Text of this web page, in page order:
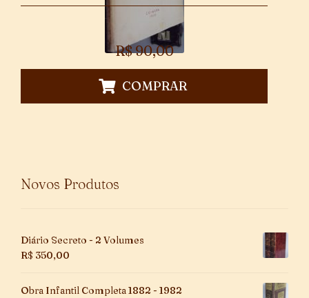
R$90,00
COMPRAR
Novos Produtos
Diário Secreto - 2 Volumes
R$ 350,00
Obra Infantil Completa 1882 - 1982